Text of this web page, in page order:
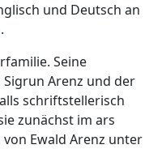
und Deutsch an
Seine
Sigrun Arenz und der
schriftstellerisch
zunächst im ars
Ewald Arenz unter